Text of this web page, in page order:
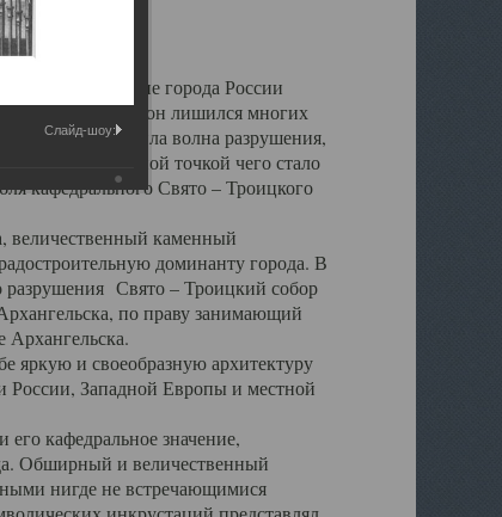
губернские города России
которых он лишился многих
ударила волна разрушения,
годов. Отправной точкой чего стало
кафедрального Свято – Троицкого
каменный
доминанту города. В
Свято – Троицкий собор
по праву занимающий
Архангельска.
яркую и своеобразную архитектуру
России, Западной Европы и местной
кафедральное значение,
Обширный и величественный
нигде не встречающимися
Слайд-шоу: